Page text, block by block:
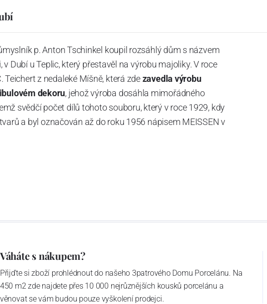
p. Anton Tschinkel koupil rozsáhlý dům s názvem
Dubí u Teplic, který přestavěl na výrobu majoliky. V roce
z nedaleké Míšně, která zdezavedla výrobu
dekoru, jehož výroba dosáhla mimořádného
svědčí počet dílů tohoto souboru, který v roce 1929, kdy
a byl označován až do roku 1956 nápisem MEISSEN v
Váháte s nákupem?
Přijďte si zboží prohlédnout do našeho 3patrového Domu Porcelánu. Na
450 m2 zde najdete přes 10 000 nejrůznějších kousků porcelánu a
věnovat se vám budou pouze vyškolení prodejci.